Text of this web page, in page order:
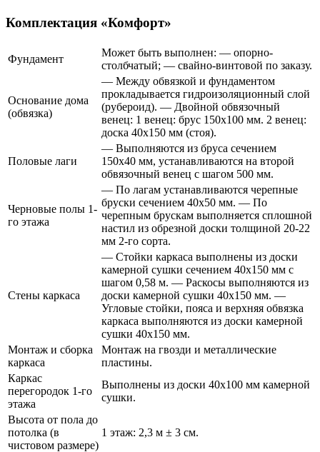
Комплектация «Комфорт»
Фундамент
Может быть выполнен: — опорно-
столбчатый; — свайно-винтовой по заказу.
Основание дома
(обвязка)
— Между обвязкой и фундаментом
прокладывается гидроизоляционный слой
(рубероид). — Двойной обвязочный
венец: 1 венец: брус 150х100 мм. 2 венец:
доска 40х150 мм (стоя).
Половые лаги
— Выполняются из бруса сечением
150х40 мм, устанавливаются на второй
обвязочный венец с шагом 500 мм.
Черновые полы 1-
го этажа
— По лагам устанавливаются черепные
бруски сечением 40х50 мм. — По
черепным брускам выполняется сплошной
настил из обрезной доски толщиной 20-22
мм 2-го сорта.
Стены каркаса
— Стойки каркаса выполнены из доски
камерной сушки сечением 40х150 мм с
шагом 0,58 м. — Раскосы выполняются из
доски камерной сушки 40х150 мм. —
Угловые стойки, пояса и верхняя обвязка
каркаса выполняются из доски камерной
сушки 40х150 мм.
Монтаж и сборка
каркаса
Монтаж на гвозди и металлические
пластины.
Каркас
перегородок 1-го
этажа
Выполнены из доски 40х100 мм камерной
сушки.
Высота от пола до
потолка (в
чистовом размере)
1 этаж: 2,3 м ± 3 см.